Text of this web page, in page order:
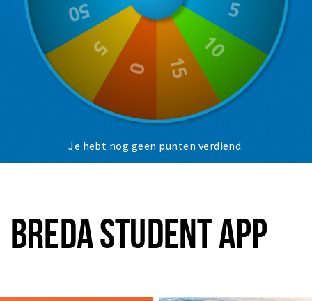
Eten
Drinken
Slapen
Recreatief
Je hebt nog geen punten verdiend.
BREDA STUDENT APP